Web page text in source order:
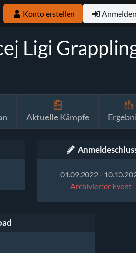
Konto erstellen Anmelden
Ligi
Aktuelle Kämpfe
01.09.2022 -
Archivierter Event